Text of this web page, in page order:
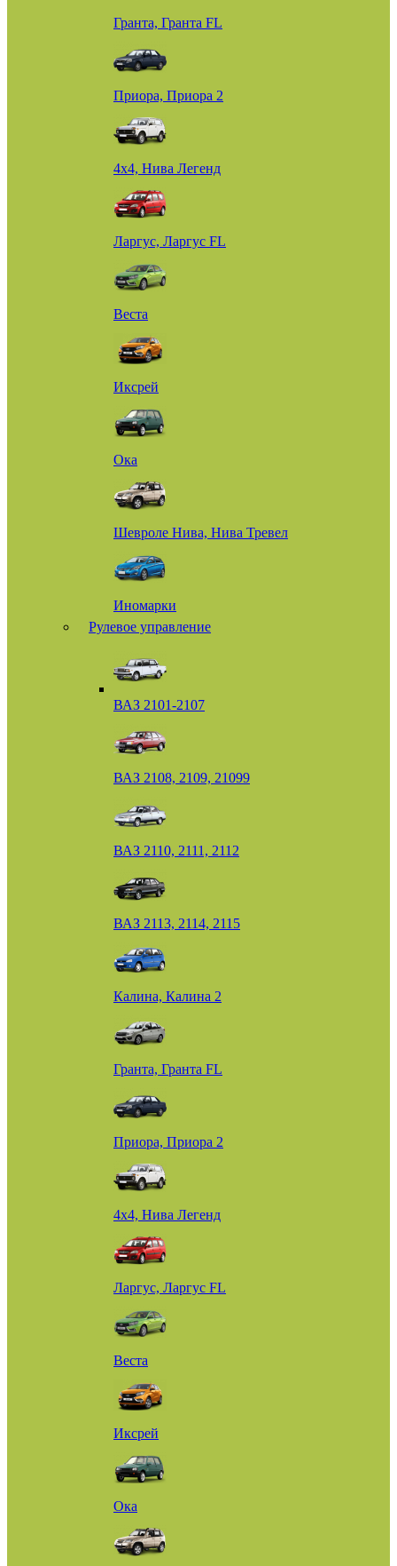
Гранта, Гранта FL
Приора, Приора 2
4х4, Нива Легенд
Ларгус, Ларгус FL
Веста
Иксрей
Ока
Шевроле Нива, Нива Тревел
Иномарки
Рулевое управление
ВАЗ 2101-2107
ВАЗ 2108, 2109, 21099
ВАЗ 2110, 2111, 2112
ВАЗ 2113, 2114, 2115
Калина, Калина 2
Гранта, Гранта FL
Приора, Приора 2
4х4, Нива Легенд
Ларгус, Ларгус FL
Веста
Иксрей
Ока